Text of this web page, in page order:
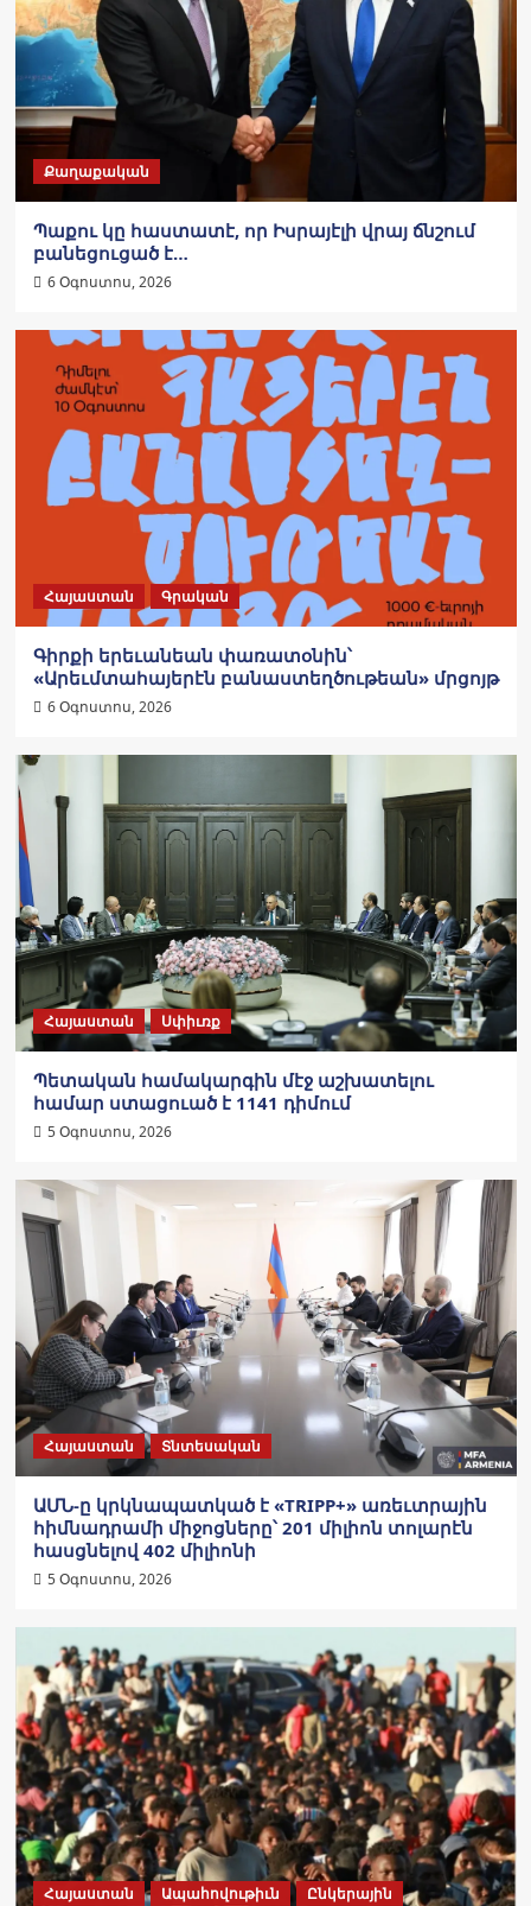
Քաղաքական
Պաքու կը հաստատէ, որ Իսրայէլի վրայ ճնշում
բանեցուցած է…
6 Օգոստոս, 2026
Հայաստան Գրական
Գիրքի երեւանեան փառատօնին՝
«Արեւմտահայերէն բանաստեղծութեան» մրցոյթ
6 Օգոստոս, 2026
Հայաստան Սփիւռք
Պետական համակարգին մէջ աշխատելու
համար ստացուած է 1141 դիմում
5 Օգոստոս, 2026
Հայաստան Տնտեսական
ԱՄՆ-ը կրկնապատկած է «TRIPP+» առեւտրային
հիմնադրամի միջոցները՝ 201 միլիոն տոլարէն
հասցնելով 402 միլիոնի
5 Օգոստոս, 2026
Հայաստան Ապահովութիւն Ընկերային